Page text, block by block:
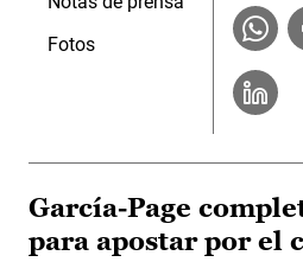
Fotos
García-Page
para apostar por el